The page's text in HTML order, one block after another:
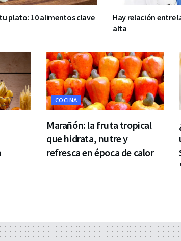
plato: 10 alimentos clave
Hay relación entre
alta
COCINA
Marañón: la fruta tropical
que hidrata, nutre y
refresca en época de calor